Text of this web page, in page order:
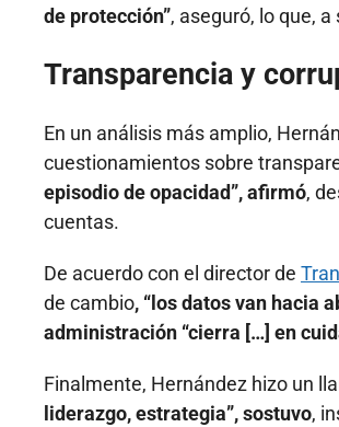
de protección”, aseguró, lo que,
Transparencia y
En un análisis más amplio,
cuestionamientos sobre
episodio de opacidad”, afirmó,
cuentas.
De acuerdo con el director de
de cambio, “los datos van hacia
administración “cierra […] en
Finalmente, Hernández hizo un
liderazgo, estrategia”, sostuvo,